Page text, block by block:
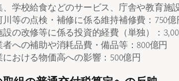
、学校給食などのサービス、庁舎や教育施
等の点検・補修に係る維持補修費：750億
の改修等に係る投資的経費（単独）：
者への補助や消耗品費・備品等：800億円
おける物価高への影響：500億円